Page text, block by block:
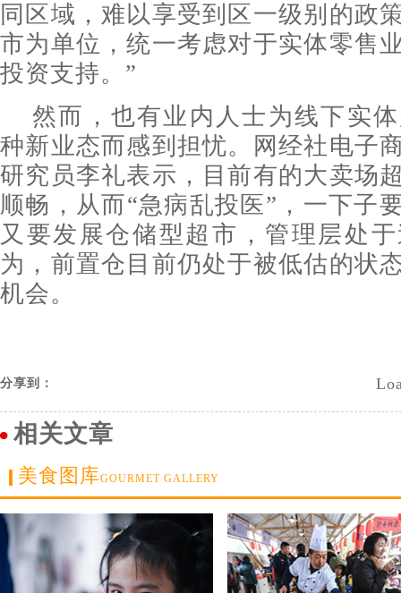
同区域，难以享受到区一级别的政
市为单位，统一考虑对于实体零售
投资支持。”
然而，也有业内人士为线下实
种新业态而感到担忧。网经社电子
研究员李礼表示，目前有的大卖场
顺畅，从而“急病乱投医”，一下子
又要发展仓储型超市，管理层处
为，前置仓目前仍处于被低估的状
机会。
分享到：
相关文章
美食图库GOURMET GALLERY